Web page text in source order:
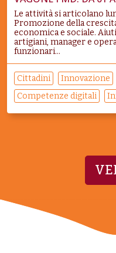
Le attività si articolano
Promozione della
economica e sociale.
artigiani, manager e
funzionari...
Cittadini Innovazione
Competenze digitali